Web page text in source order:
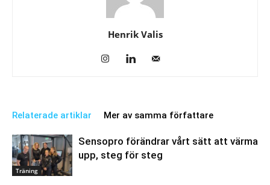
Henrik Valis
Relaterade artiklar Mer av samma författare
Träning
Sensopro förändrar vårt sätt att värma
upp, steg för steg